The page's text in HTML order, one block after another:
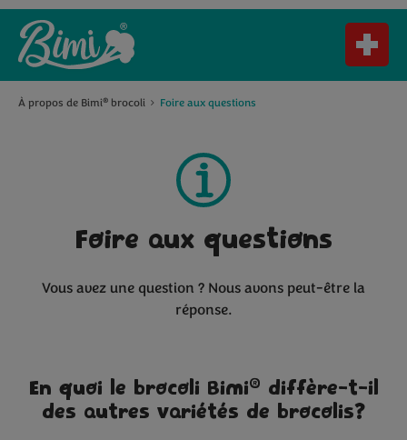
À propos de Bimi® brocoli Foire aux questions
Foire aux questions
Vous avez une question ? Nous avons peut-être la
réponse.
En quoi le brocoli Bimi® diffère-t-il
des autres variétés de brocolis?